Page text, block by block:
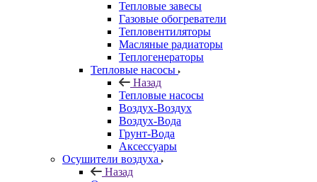
Тепловые завесы
Газовые обогреватели
Тепловентиляторы
Масляные радиаторы
Теплогенераторы
Тепловые насосы
Назад
Тепловые насосы
Воздух-Воздух
Воздух-Вода
Грунт-Вода
Аксессуары
Осушители воздуха
Назад